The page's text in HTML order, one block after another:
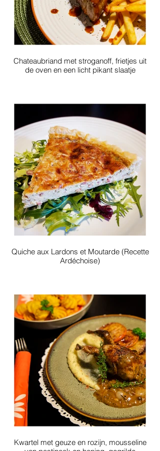
Chateaubriand met stroganoff, frietjes uit
de oven en een licht pikant slaatje
Quiche aux Lardons et Moutarde (Recette
Ardéchoise)
Kwartel met geuze en rozijn, mousseline